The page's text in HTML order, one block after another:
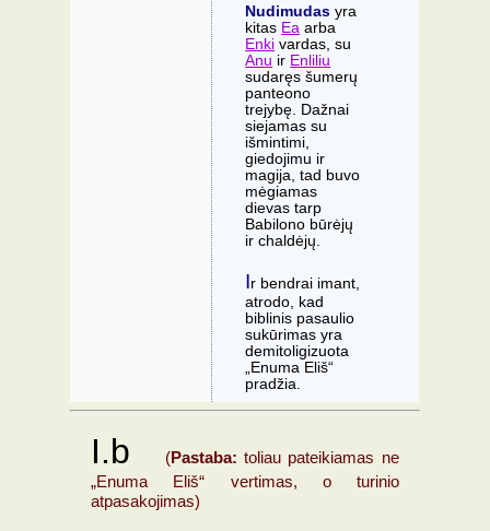
Nudimudas yra
kitas Ea arba
Enki vardas, su
Anu ir Enliliu
sudaręs šumerų
panteono
trejybę. Dažnai
siejamas su
išmintimi,
giedojimu ir
magija, tad buvo
mėgiamas
dievas tarp
Babilono būrėjų
ir chaldėjų.
Ir bendrai imant,
atrodo, kad
biblinis pasaulio
sukūrimas yra
demitoligizuota
„Enuma Eliš“
pradžia.
I.b (Pastaba: toliau pateikiamas ne
„Enuma Eliš“ vertimas, o turinio
atpasakojimas)